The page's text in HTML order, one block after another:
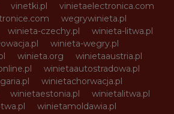
vinetki.pl
vinietaelectronica.com
wegrywinieta.pl
winieta-czechy.pl
winieta-litwa.pl
winieta-wegry.pl
winieta.org
winietaaustria.pl
winietaautostradowa.pl
winietachorwacja.pl
winietaestonia.pl
winietalitwa.pl
winietamoldawia.pl